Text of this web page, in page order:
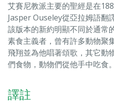
艾賽尼教派主要的聖經是在
Jasper Ouseley從亞拉姆語翻
該版本的新約明顯不同於通常
素食主義者，曾有許多動物聚
飛翔並為他唱著頌歌，其它動
們食物，動物們從他手中吃食
譯註